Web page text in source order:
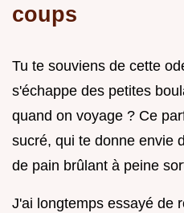
coups
Tu te souviens de cette
s'échappe des petites
quand on voyage ? Ce
sucré, qui te donne envie
de pain brûlant à peine
J'ai longtemps essayé de